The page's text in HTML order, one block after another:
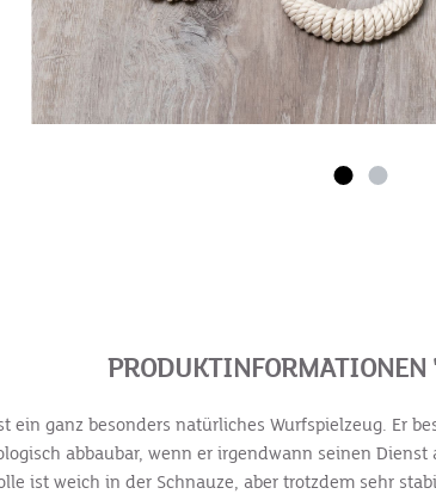
PRODUKTINFORMATIONEN
ein ganz besonders natürliches Wurfspielzeug. Er
abbaubar, wenn er irgendwann seinen Dienst
ist weich in der Schnauze, aber trotzdem sehr